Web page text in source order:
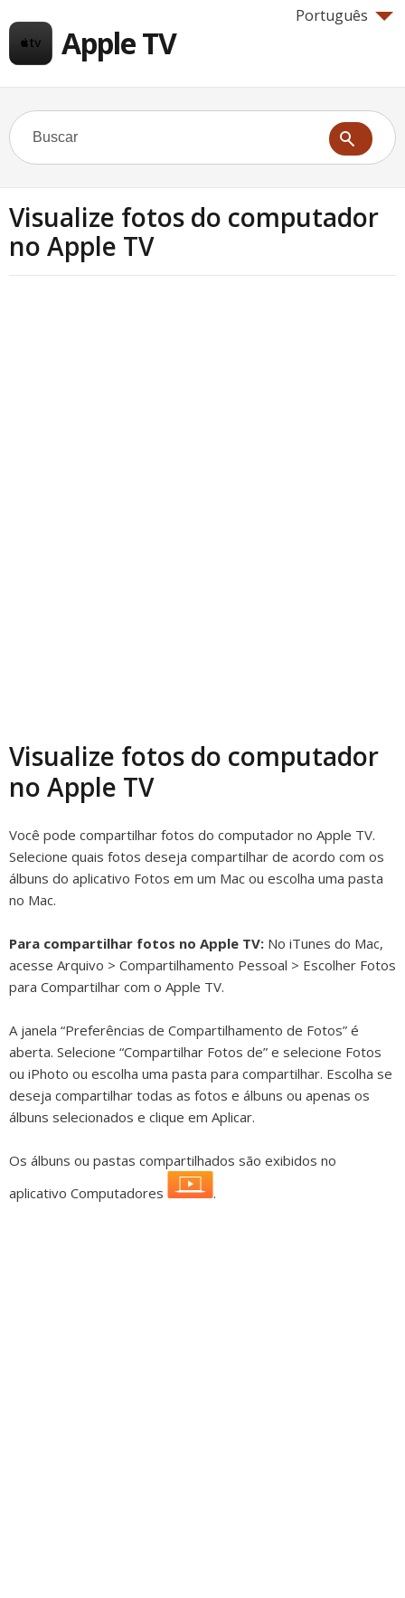
Português
Apple TV
Visualize fotos do computador
no Apple TV
Visualize fotos do computador
no Apple TV
Você pode compartilhar fotos do computador no Apple TV.
Selecione quais fotos deseja compartilhar de acordo com os
álbuns do aplicativo Fotos em um Mac ou escolha uma pasta
no Mac.
Para compartilhar fotos no Apple TV: No iTunes do Mac,
acesse Arquivo > Compartilhamento Pessoal > Escolher Fotos
para Compartilhar com o Apple TV.
A janela “Preferências de Compartilhamento de Fotos” é
aberta. Selecione “Compartilhar Fotos de” e selecione Fotos
ou iPhoto ou escolha uma pasta para compartilhar. Escolha se
deseja compartilhar todas as fotos e álbuns ou apenas os
álbuns selecionados e clique em Aplicar.
Os álbuns ou pastas compartilhados são exibidos no
aplicativo Computadores
.